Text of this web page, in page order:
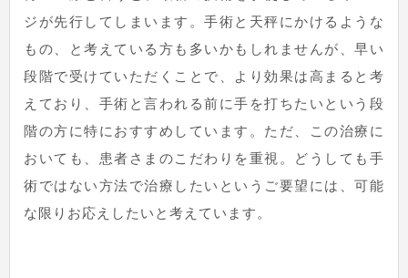
ジが先行してしまいます。手術と天秤にかけるような
もの、と考えている方も多いかもしれませんが、早い
段階で受けていただくことで、より効果は高まると考
えており、手術と言われる前に手を打ちたいという段
階の方に特におすすめしています。ただ、この治療に
おいても、患者さまのこだわりを重視。どうしても手
術ではない方法で治療したいというご要望には、可能
な限りお応えしたいと考えています。